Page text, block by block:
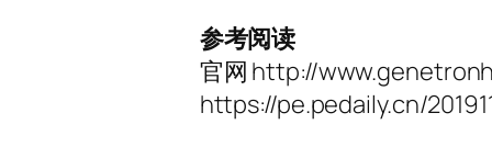
参考阅读
官网 http://
https://pe.pedaily.cn/